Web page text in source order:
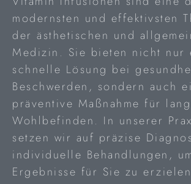
modernsten und effektivsten
der ästhetischen und
Medizin. Sie bieten nicht nur
schnelle Lösung bei
Beschwerden, sondern auch
präventive Maßnahme für
Wohlbefinden. In unserer
setzen wir auf präzise
individuelle Behandlungen,
Ergebnisse für Sie zu